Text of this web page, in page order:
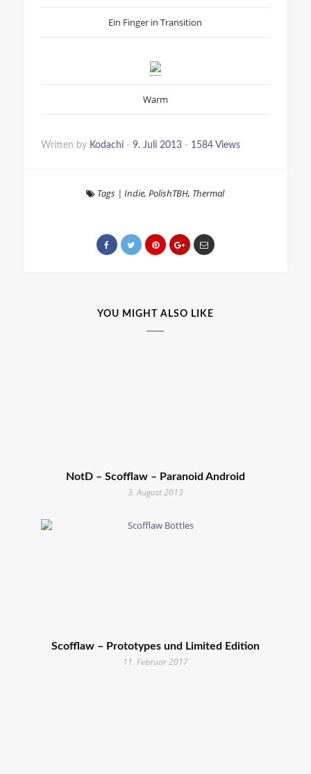
Ein Finger in Transition
Warm
Written by Kodachi - 9. Juli 2013 - 1584 Views
Tags |Indie,PolishTBH, Thermal
YOU MIGHT ALSO LIKE
NotD – Scofflaw – Paranoid Android
3. August 2013
Scofflaw – Prototypes und Limited Edition
11. Februar 2017